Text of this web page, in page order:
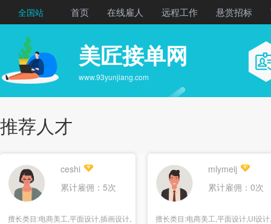
全国站 首页 在线雇人 远程工作 悬赏招标
美匠接单网
www.93yunjiang.com
推荐人才
ceshi
累计雇佣：5次
擅长类目:电商美工,平面设计,插画设计,
mlymeij
累计雇佣：0次
擅长类目:电商美工,平面设计,UI设